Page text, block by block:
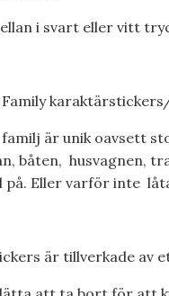
i svart eller vitt
Family
är unik oavsett
båten, husvagnen,
på. Eller varför inte
är tillverkade av